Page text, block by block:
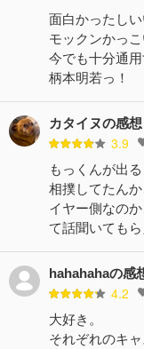
面白かったしい
モックンかっこ
今でも十分通
柄本明若っ！
カタイヌの感
3.9
もっくんが出
相撲してたん
イヤー側なの
て話聞いても
hahahahaの感
4.2
大好き。
それぞれのキ